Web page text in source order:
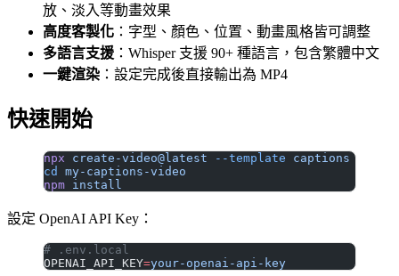
放、淡入等動畫效果
高度客製化 ：字型、顏色、位置、動畫風格皆可調整
多語言支援 ：Whisper 支援 90+ 種語言，包含繁體中文
一鍵渲染 ：設定完成後直接輸出為 MP4
快速開始
npx create-video@latest --template captions
cd
my-captions-video
npm install
設定 OpenAI API Key：
# .env.local
OPENAI_API_KEY=your-openai-api-key